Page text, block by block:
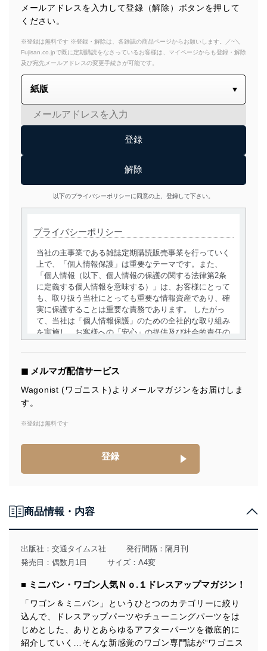
メールアドレスを入力して登録（解除）ボタンを押して
ください。
※登録は無料です ※登録・解除は、各雑誌の商品ページからお願いします。／~＼
Fujisan.co.jpで既に定期購読をなさっているお客様は、マイページからも登録・解除
及び宛先メールアドレスの変更手続きが可能です。
以下のプライバシーポリシーに同意の上、登録して下さい。
プライバシーポリシー
当社の主事業である雑誌定期購読販売事業を行っていく
上で、「個人情報保護」は重要なテーマです。また、
「個人情報（以下、個人情報の保護の関する法律第2条
に定義する個人情報を意味する）」は、お客様にとって
も、取り扱う当社にとっても重要な情報資産であり、確
実に保護することは重要な責務であります。 したがっ
て、当社は「個人情報保護」のための全社的な取り組み
を実施し、お客様への「安心」の提供及び社会的責任の
個人情報の取得・利用・提供について
当社は、個人情報の取得・利用・提供に際して、その利
得・利用・提供を行います。また、当社が保有している
供・開示は行いません。当社においてはこれらの取り組
みを確実にするため、従業者等の教育を徹底してまいり
その他の規範を遵守します。また、当社の管理の仕組み
に、これらの法令及びその他の規範を常に適合させま
す。
当社は、個人情報の正確性及び安全性を確保するため
に、下記セキュリティ対策をはじめとする安全対策を実
施し、個人情報の漏えい、滅失またはき損の防止及び是
正に努めます。
◼︎ メルマガ配信サービス
Wagonist (ワゴニスト)よりメールマガジンをお届けしま
す。
※登録は無料です
登録
商品情報・内容
出版社： 交通タイムス社
発行間隔：隔月刊
発売日：偶数月1日
サイズ：A4変
■ ミニバン・ワゴン人気Ｎｏ.１ドレスアップマガジン！
「ワゴン＆ミニバン」というひとつのカテゴリーに絞り
込んで、ドレスアップパーツやチューニングパーツをは
じめとした、ありとあらゆるアフターパーツを徹底的に
紹介していく…そんな新感覚のワゴン専門誌が“ワゴニス